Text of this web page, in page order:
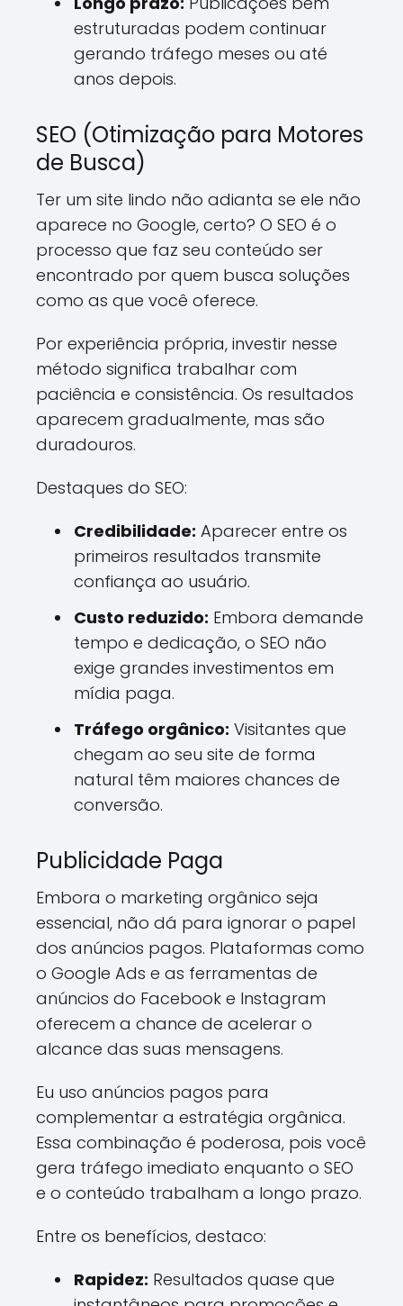
estruturadas podem continuar
gerando tráfego meses ou até
anos depois.
SEO (Otimização para Motores
de Busca)
Ter um site lindo não adianta se ele não
aparece no Google, certo? O SEO é o
processo que faz seu conteúdo ser
encontrado por quem busca soluções
como as que você oferece.
Por experiência própria, investir nesse
método significa trabalhar com
paciência e consistência. Os resultados
aparecem gradualmente, mas são
duradouros.
Destaques do SEO:
Credibilidade: Aparecer entre os
primeiros resultados transmite
confiança ao usuário.
Custo reduzido: Embora demande
tempo e dedicação, o SEO não
exige grandes investimentos em
mídia paga.
Tráfego orgânico: Visitantes que
chegam ao seu site de forma
natural têm maiores chances de
conversão.
Publicidade Paga
Embora o marketing orgânico seja
essencial, não dá para ignorar o papel
dos anúncios pagos. Plataformas como
o Google Ads e as ferramentas de
anúncios do Facebook e Instagram
oferecem a chance de acelerar o
alcance das suas mensagens.
Eu uso anúncios pagos para
complementar a estratégia orgânica.
Essa combinação é poderosa, pois você
gera tráfego imediato enquanto o SEO
e o conteúdo trabalham a longo prazo.
Entre os benefícios, destaco:
Rapidez: Resultados quase que